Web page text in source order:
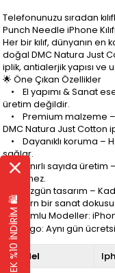
Telefonunuzu sıradan
Punch Needle iPhone
Her bir kılıf, dünyanın
doğal DMC Natura Just
iplik, antialerjik yapısı ve
🌟 Öne Çıkan Özellikler
• El yapımı & Sanat
üretim değildir.
• Premium malzeme –
DMC Natura Just Cotton
• Dayanıklı koruma –
sağlar.
• Sınırlı sayıda
üretilmez.
• Özgün tasarım –
modern bir sanat dokusu.
📏 Uyumlu Modeller:
📦 Kargo: Aynı gün
Model
EK %10 İNDİRİM 🛍️